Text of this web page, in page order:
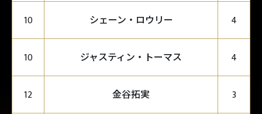
10 シェーン・ロウリー 4
10 ジャスティン・トーマス 4
12 金谷拓実 3